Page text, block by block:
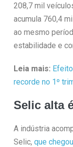
208,7 mil
acumula 760,4
ao mesmo
estabilidade e
Leia mais:
recorde no 1º
Selic alta
A indústria
Selic, que